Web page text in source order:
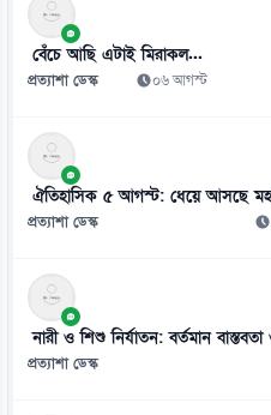
০৮ আগস্ট
বেঁচে আছি এটাই মিরাকল...
প্রত্যাশা ডেস্ক ০৬ আগস্ট
ঐতিহাসিক ৫ আগস্ট: ধেয়ে আসছে
প্রত্যাশা ডেস্ক
নারী ও শিশু নির্যাতন: বর্তমান
প্রত্যাশা ডেস্ক